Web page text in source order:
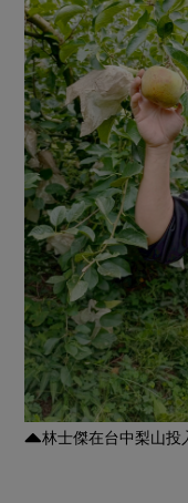
最新產品
優惠專區
素食專區
樂齡友善
養身食補
節慶大餐
高麗菜海鮮煎餅
典藏閱覽室
媒體報導
下載專區
地區活動
社務會議
活動報下載
林士傑在台中梨山投